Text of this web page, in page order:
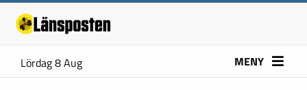
Lördag 8 Aug MENY